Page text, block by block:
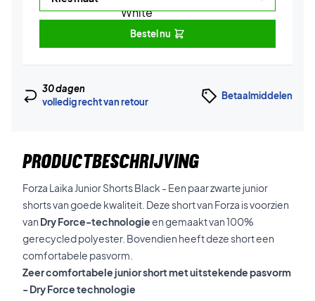
Bestel nu
30 dagen
volledig recht van retour
Betaalmiddelen
PRODUCTBESCHRIJVING
Forza Laika Junior Shorts Black - Een paar zwarte junior
shorts van goede kwaliteit. Deze short van Forza is voorzien
van Dry Force-technologieen gemaakt van 100%
gerecycled polyester. Bovendien heeft deze short een
comfortabele pasvorm.
Zeer comfortabele junior short met uitstekende pasvorm
- Dry Force technologie